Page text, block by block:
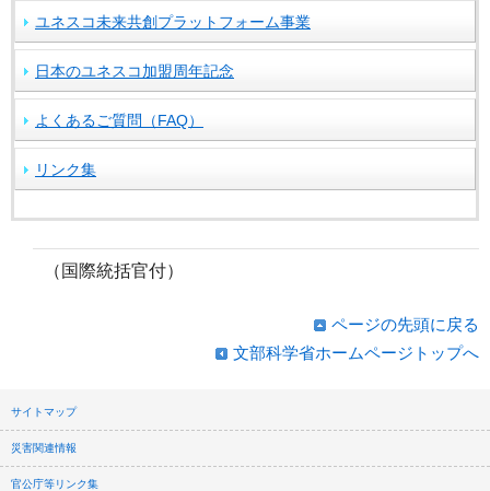
ユネスコ未来共創プラットフォーム事業
日本のユネスコ加盟周年記念
よくあるご質問（FAQ）
リンク集
（国際統括官付）
ページの先頭に戻る
文部科学省ホームページトップへ
サイトマップ
災害関連情報
官公庁等リンク集